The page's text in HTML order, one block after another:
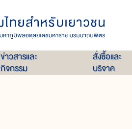
ข่าวสารและ
กิจกรรม
สั่งซื้อและ
บริจาค